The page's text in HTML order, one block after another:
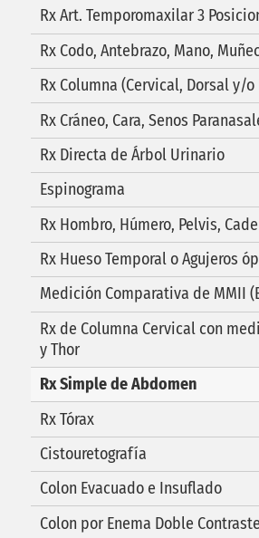
Rx Art. Temporomaxilar 3
Rx Codo, Antebrazo, Mano,
Rx Columna (Cervical, Dorsal y/
Rx Cráneo, Cara, Senos
Rx Directa de Árbol Urinario
Espinograma
Rx Hombro, Húmero, Pelvis,
Rx Hueso Temporal o Agujeros
Medición Comparativa de MMII
Rx de Columna Cervical con
y Thor
Rx Simple de Abdomen
Rx Tórax
Cistouretografía
Colon Evacuado e Insuflado
Colon por Enema Doble Contraste